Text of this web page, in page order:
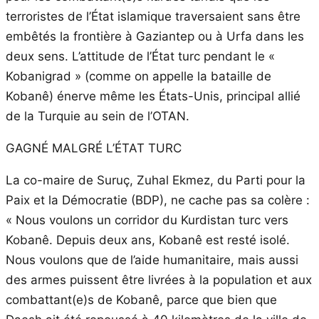
terroristes de l’État islamique traversaient sans être
embêtés la frontière à Gaziantep ou à Urfa dans les
deux sens. L’attitude de l’État turc pendant le «
Kobanigrad » (comme on appelle la bataille de
Kobanê) énerve même les États-Unis, principal allié
de la Turquie au sein de l’OTAN.
GAGNÉ MALGRÉ L’ÉTAT TURC
La co-maire de Suruç, Zuhal Ekmez, du Parti pour la
Paix et la Démocratie (BDP), ne cache pas sa colère :
« Nous voulons un corridor du Kurdistan turc vers
Kobanê. Depuis deux ans, Kobanê est resté isolé.
Nous voulons que de l’aide humanitaire, mais aussi
des armes puissent être livrées à la population et aux
combattant(e)s de Kobanê, parce que bien que